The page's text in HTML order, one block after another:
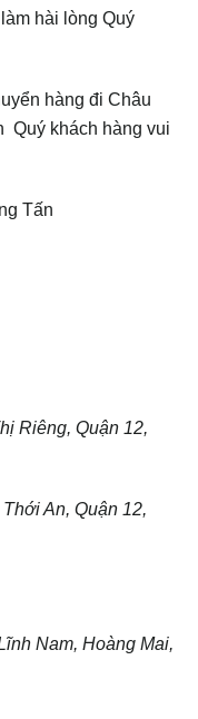
hài lòng Quý
hàng đi Châu
Quý khách hàng vui
Tấn
Riêng, Quận 12,
An, Quận 12,
Nam, Hoàng Mai,